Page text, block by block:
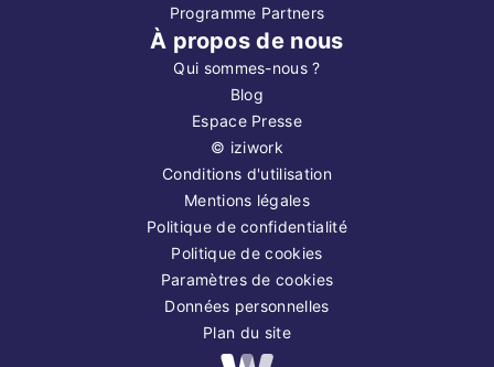
Programme Partners
À propos de nous
Qui sommes-nous ?
Blog
Espace Presse
© iziwork
Conditions d'utilisation
Mentions légales
Politique de confidentialité
Politique de cookies
Paramètres de cookies
Données personnelles
Plan du site